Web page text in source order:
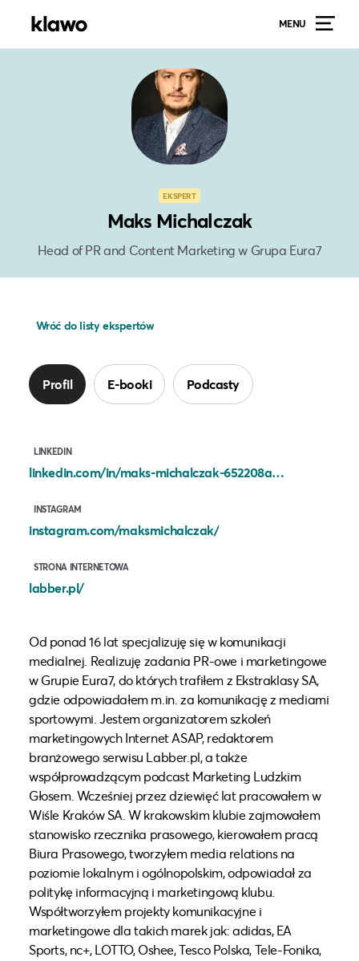
MENU
EKSPERT
Maks Michalczak
Head of PR and Content Marketing w Grupa Eura7
Wróć do listy ekspertów
Profil E-booki Podcasty
LINKEDIN
linkedin.com/in/maks-michalczak-652208a5?originalSubdomain=pl
INSTAGRAM
instagram.com/maksmichalczak/
STRONA INTERNETOWA
labber.pl/
Od ponad 16 lat specjalizuję się w komunikacji
medialnej. Realizuję zadania PR-owe i marketingowe
w Grupie Eura7, do których trafiłem z Ekstraklasy SA,
gdzie odpowiadałem m.in. za komunikację z mediami
sportowymi. Jestem organizatorem szkoleń
marketingowych Internet ASAP, redaktorem
branżowego serwisu Labber.pl, a także
współprowadzącym podcast Marketing Ludzkim
Głosem. Wcześniej przez dziewięć lat pracowałem w
Wiśle Kraków SA. W krakowskim klubie zajmowałem
stanowisko rzecznika prasowego, kierowałem pracą
Biura Prasowego, tworzyłem media relations na
poziomie lokalnym i ogólnopolskim, odpowiadał za
politykę informacyjną i marketingową klubu.
Współtworzyłem projekty komunikacyjne i
marketingowe dla takich marek jak: adidas, EA
Sports, nc+, LOTTO, Oshee, Tesco Polska, Tele-Fonika,